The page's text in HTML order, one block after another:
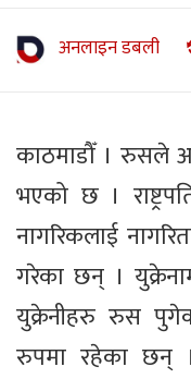
अनलाइन डबली
काठमाडौँ । रुसले
भएको छ ।
नागरिकलाई
गरेका छन् ।
युक्रेनीहरु रुस
रुपमा रहेका छन् ।